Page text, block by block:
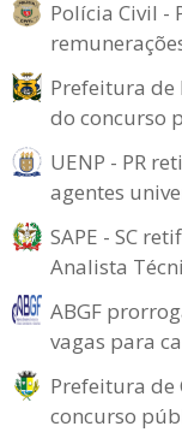
Polícia Civil -
Prefeitura de
do concurso
UENP - PR
agentes
SAPE - SC
Analista
ABGF
vagas para
Prefeitura de
concurso